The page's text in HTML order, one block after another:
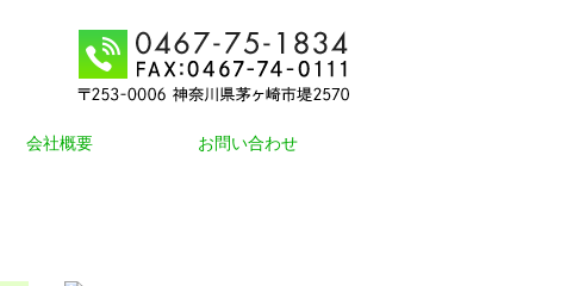
会社概要 お問い合わせ